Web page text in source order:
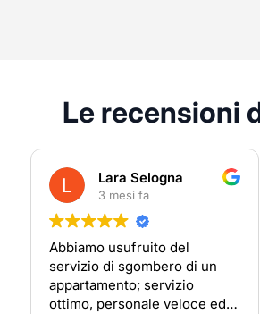
Le recensioni
Lara Selogna
3 mesi fa
Abbiamo usufruito del
servizio di sgombero di un
appartamento; servizio
ottimo, personale veloce ed